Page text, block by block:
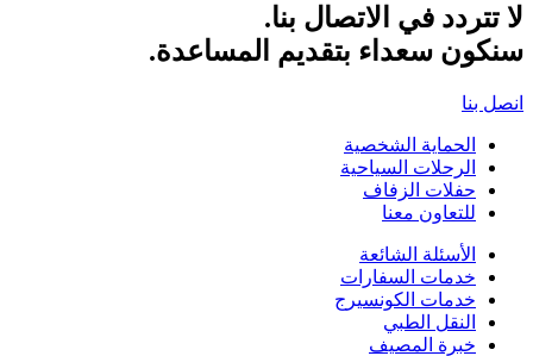
لا تتردد في الاتصال بنا.
سنكون سعداء بتقديم المساعدة.
انصل بنا
الحماية الشخصية
الرحلات السياحية
حفلات الزفاف
للتعاون معنا
الأسئلة الشائعة
خدمات السفارات
خدمات الكونسيرج
النقل الطبي
خبرة المصيف